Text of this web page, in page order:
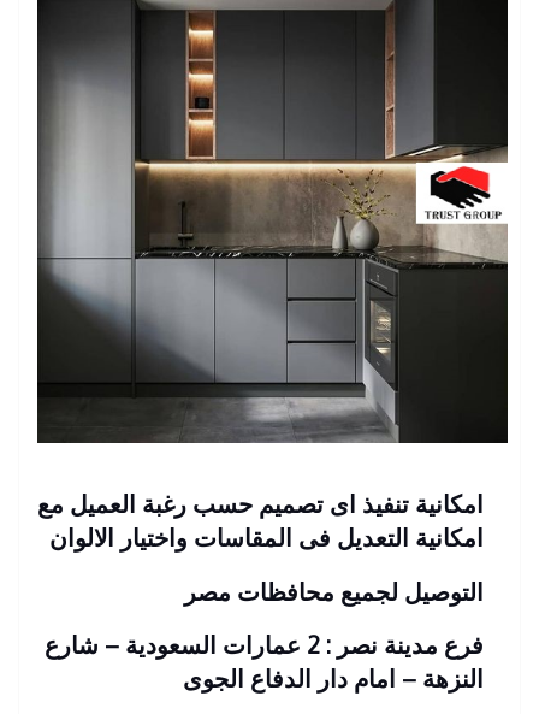
امكانية تنفيذ اى تصميم حسب رغبة العميل مع
امكانية التعديل فى المقاسات واختيار الالوان
التوصيل لجميع محافظات مصر
فرع مدينة نصر : 2 عمارات السعودية – شارع
النزهة – امام دار الدفاع الجوى